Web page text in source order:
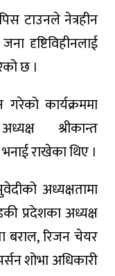
टाउनलेनेत्रहीन
जनादृष्टिविहीनलाई
छ ।
गरेको कार्यक्रममा
अध्यक्ष
श्रीकान्त
भनाईराखेकाथिए ।
अध्यक्षतामा
प्रदेशकाअध्यक्ष
बराल,रिजनचेयर
शोभाअधिकारी